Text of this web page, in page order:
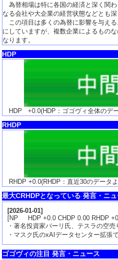
為替相場は特に各国の経済と深く関
なる会社や大企業の経営状態などとも深
この項目は多くの為替に影響を与え
にしていますが、複数企業によるもの
なります。
HDP
HDP+0.0(HDP：ゴゴヴィ全体のデ
RHDP
RHDP+0.0(RHDP：直近30のデータ
最大CRHDPとなっている 発言・ニ
[2026-01-01]
[NP HDP +0.0 CHDP 0.00 RHDP
・著名投資家バーリ氏、テスラの空売
・マスク氏のxAIデータセンター拡張
ゴゴヴィの注目 発言・ニュース